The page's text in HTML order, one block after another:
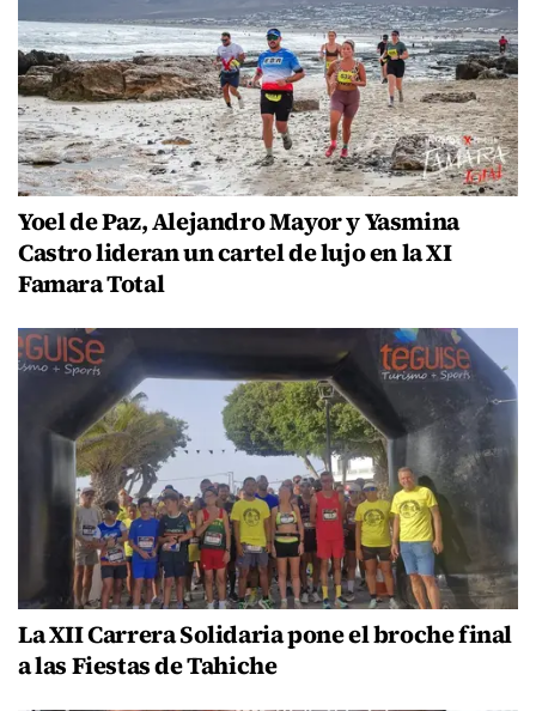
Yoel de Paz, Alejandro Mayor y Yasmina
Castro lideran un cartel de lujo en la XI
Famara Total
La XII Carrera Solidaria pone el broche final
a las Fiestas de Tahiche